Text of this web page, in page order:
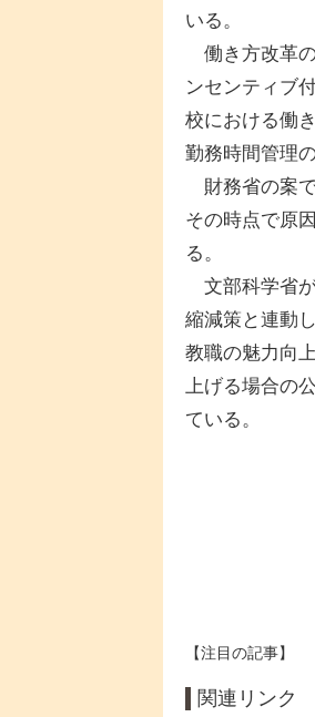
いる。
働き方改革
ンセンティブ
校における働
勤務時間管理
財務省の案で
その時点で原
る。
文部科学省
縮減策と連動
教職の魅力向
上げる場合の
ている。
【注目の記事】
関連リンク